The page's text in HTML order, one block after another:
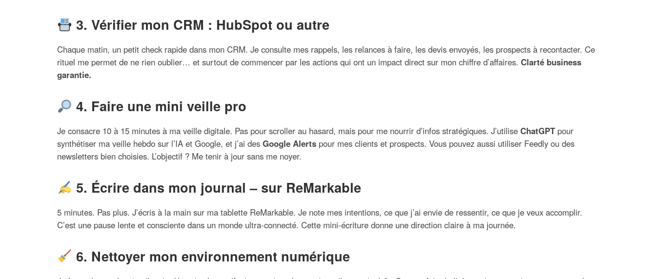
3. Vérifier mon CRM : HubSpot ou autre
Chaque matin, un petit check rapide dans mon CRM. Je consulte mes rappels, les relances à faire, les devis envoyés, les prospects à recontacter. Ce
rituel me permet de ne rien oublier… et surtout de commencer par les actions qui ont un impact direct sur mon chiffre d’affaires. Clarté business
garantie.
4. Faire une mini veille pro
Je consacre 10 à 15 minutes à ma veille digitale. Pas pour scroller au hasard, mais pour me nourrir d’infos stratégiques. J’utilise ChatGPT pour
synthétiser ma veille hebdo sur l’IA et Google, et j’ai des Google Alerts pour mes clients et prospects. Vous pouvez aussi utiliser Feedly ou des
newsletters bien choisies. L’objectif ? Me tenir à jour sans me noyer.
5. Écrire dans mon journal – sur ReMarkable
5 minutes. Pas plus. J’écris à la main sur ma tablette ReMarkable. Je note mes intentions, ce que j’ai envie de ressentir, ce que je veux accomplir.
C’est une pause lente et consciente dans un monde ultra-connecté. Cette mini-écriture donne une direction claire à ma journée.
6. Nettoyer mon environnement numérique